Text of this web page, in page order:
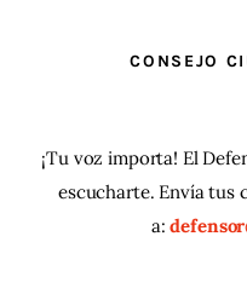
CONSEJO
¡Tu voz importa! El
escucharte. Envía tus
a: